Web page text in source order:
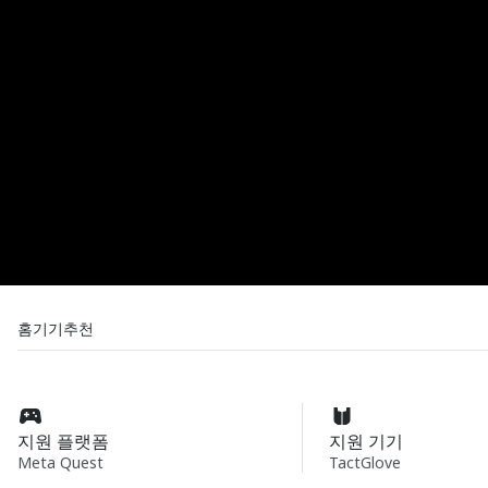
홈기기추천
지원 플랫폼
Meta Quest
지원 기기
TactGlove